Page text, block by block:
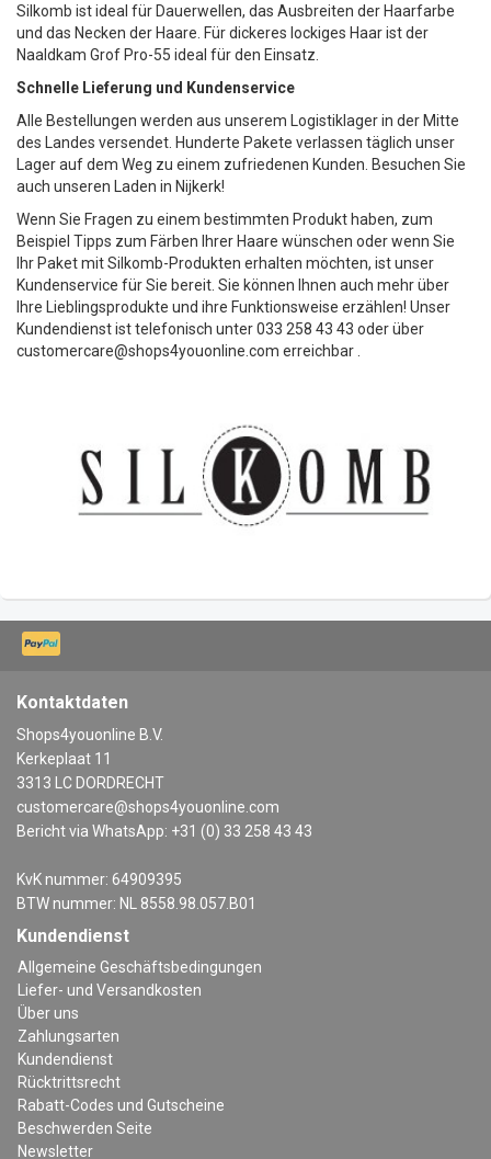
Silkomb ist ideal für Dauerwellen, das Ausbreiten der Haarfarbe
und das Necken der Haare. Für dickeres lockiges Haar ist der
Naaldkam Grof Pro-55 ideal für den Einsatz.
Schnelle Lieferung und Kundenservice
Alle Bestellungen werden aus unserem Logistiklager in der Mitte
des Landes versendet. Hunderte Pakete verlassen täglich unser
Lager auf dem Weg zu einem zufriedenen Kunden. Besuchen Sie
auch unseren Laden in Nijkerk!
Wenn Sie Fragen zu einem bestimmten Produkt haben, zum
Beispiel Tipps zum Färben Ihrer Haare wünschen oder wenn Sie
Ihr Paket mit Silkomb-Produkten erhalten möchten, ist unser
Kundenservice für Sie bereit. Sie können Ihnen auch mehr über
Ihre Lieblingsprodukte und ihre Funktionsweise erzählen! Unser
Kundendienst ist telefonisch unter 033 258 43 43 oder über
customercare@shops4youonline.com erreichbar
Kontaktdaten
Shops4youonline B.V.
Kerkeplaat 11
3313 LC DORDRECHT
customercare@shops4youonline.com
Bericht via WhatsApp: +31 (0) 33 258 43 43
KvK nummer: 64909395
BTW nummer: NL 8558.98.057.B01
Kundendienst
Allgemeine Geschäftsbedingungen
Liefer- und Versandkosten
Über uns
Zahlungsarten
Kundendienst
Rücktrittsrecht
Rabatt-Codes und Gutscheine
Beschwerden Seite
Newsletter